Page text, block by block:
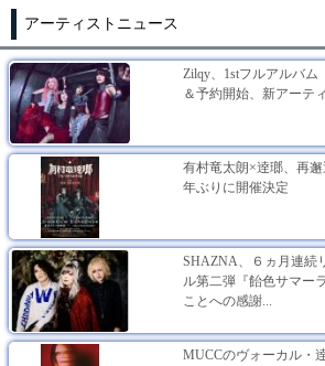
アーティストニュース
Zilqy、1stフルアルバム
＆予約開始、新アーテ
有村竜太朗×逹瑯、再
年ぶりに開催決定
SHAZNA、６ヵ月連続
ル第二弾『飴色サマー
ことへの感謝...
MUCCのヴォーカル・